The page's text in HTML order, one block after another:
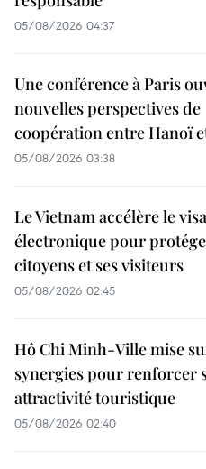
05/08/2026 04:37
Une conférence à Paris
nouvelles perspectives de
coopération entre Hanoï
05/08/2026 03:38
Le Vietnam accélère le visa
électronique pour
citoyens et ses visiteurs
05/08/2026 02:45
Hô Chi Minh-Ville mise
synergies pour renforcer
attractivité touristique
05/08/2026 02:40